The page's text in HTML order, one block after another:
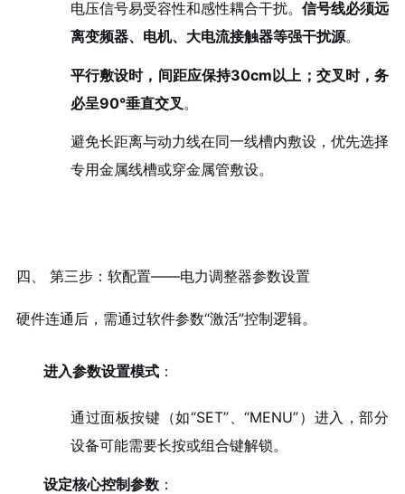
电压信号易受容性和感性耦合干扰。信号线必须远
离变频器、电机、大电流接触器等强干扰源。
平行敷设时，间距应保持30cm以上；交叉时，务
必呈90°垂直交叉 。
避免长距离与动力线在同一线槽内敷设，优先选择
专用金属线槽或穿金属管敷设。
四、 第三步：软配置——电力调整器参数设置
硬件连通后，需通过软件参数“激活”控制逻辑。
进入参数设置模式：
通过面板按键（如“SET”、“MENU”）进入，部分
设备可能需要长按或组合键解锁。
设定核心控制参数：